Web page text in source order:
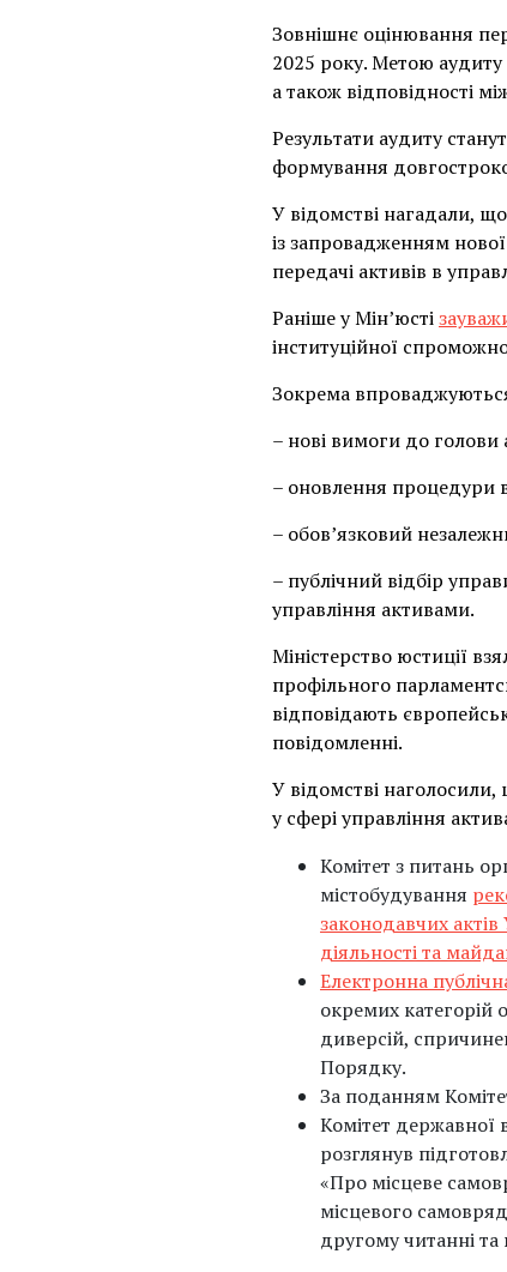
Зовнішнє оцінювання
2025 року. Метою аудиту
а також відповідності
Результати аудиту
формування
У відомстві нагадали,
із запровадженням
передачі активів в
Раніше у Мін’юсті
інституційної
Зокрема
– нові вимоги до голови
– оновлення процедури
– обов’язковий
– публічний відбір
управління активами.
Міністерство юстиції
профільного
відповідають
повідомленні.
У відомстві
у сфері управління
Комітет з питань
містобудування
законодавчих
діяльності та
Електронна
окремих категорій
диверсій,
Порядку.
За поданням
Комітет державної
розглянув
«Про місцеве
місцевого
другому читанні та